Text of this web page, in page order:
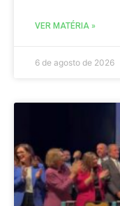
VER MATÉRIA »
6 de agosto de 2026